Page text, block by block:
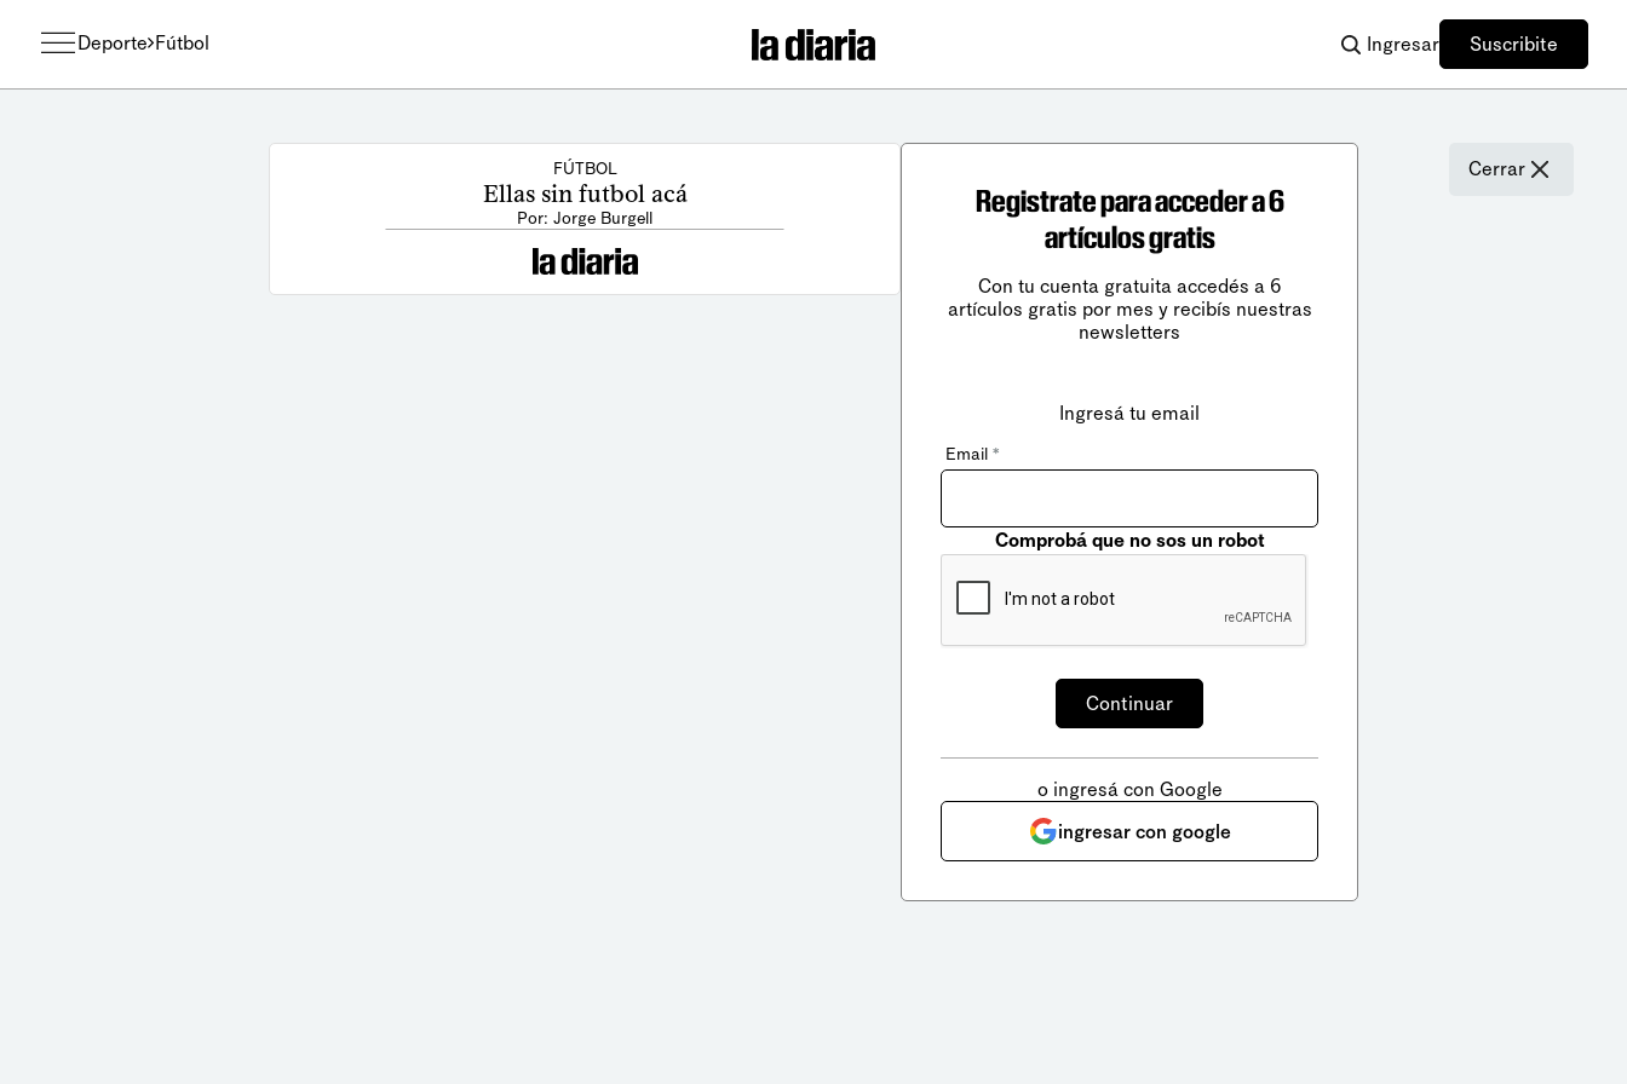
Deporte Fútbol Ingresar Suscribite
FÚTBOL
Ellas sin futbol acá
Por: Jorge Burgell
Cerrar
Registrate para acceder a 6
artículos gratis
Con tu cuenta gratuita accedés a 6
artículos gratis por mes y recibís nuestras
newsletters
Ingresá tu email
Email *
Comprobá que no sos un robot
o ingresá con Google
ingresar con google